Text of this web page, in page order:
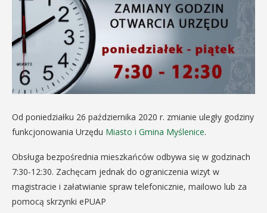
Od poniedziałku 26 października 2020 r. zmianie uległy godziny
funkcjonowania Urzędu Miasto i Gmina Myślenice.
Obsługa bezpośrednia mieszkańców odbywa się w godzinach
7:30-12:30. Zachęcam jednak do ograniczenia wizyt w
magistracie i załatwianie spraw telefonicznie, mailowo lub za
pomocą skrzynki ePUAP